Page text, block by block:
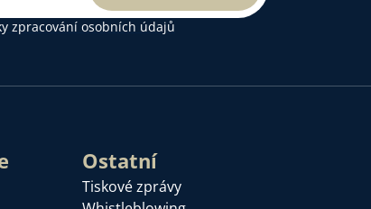
zpracování osobních údajů
Ostatní
Tiskové zprávy